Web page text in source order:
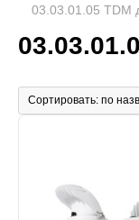
03.03.01.05 TDM
Сортировать: по